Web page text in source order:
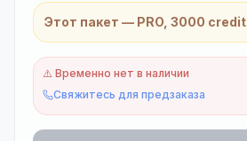
Этот пакет — PRO, 3000 credit
⚠️ Временно нет в наличии
Свяжитесь для предзаказа